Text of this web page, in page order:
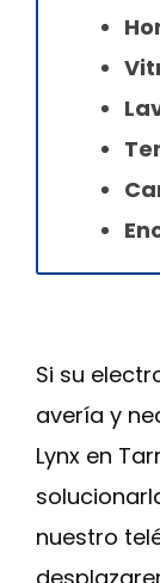
Si su
avería y
Lynx en
nuestro